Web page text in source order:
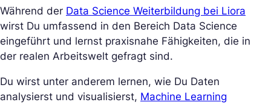
Während der Data Science Weiterbildung bei Liora
wirst Du umfassend in den Bereich Data Science
eingeführt und lernst praxisnahe Fähigkeiten, die in
der realen Arbeitswelt gefragt sind.
Du wirst unter anderem lernen, wie Du Daten
analysierst und visualisierst, Machine Learning